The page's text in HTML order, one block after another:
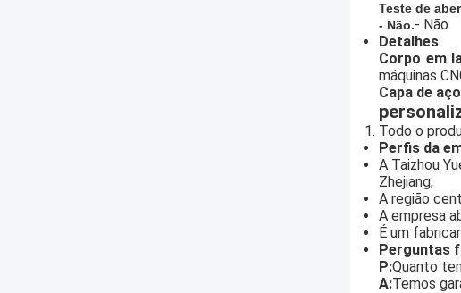
Teste de
- Não.- Não.
Detalhes
Corpo em
máquinas
Capa de
Todo o
Perfis da
A Taizhou
Zhejiang,
A região
A empresa
É um
Perguntas
P:Quanto
A:Temos